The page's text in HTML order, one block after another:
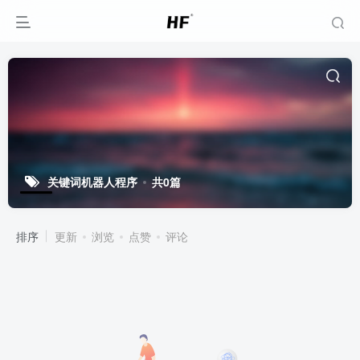
关键词机器人程序 共0篇
排序 更新 浏览 点赞 评论